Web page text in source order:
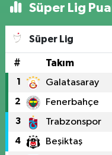
Süper Lig
Süper Lig
# Takım
1 Galatasaray
2 Fenerbahçe
3 Trabzonspor
4 Beşiktaş